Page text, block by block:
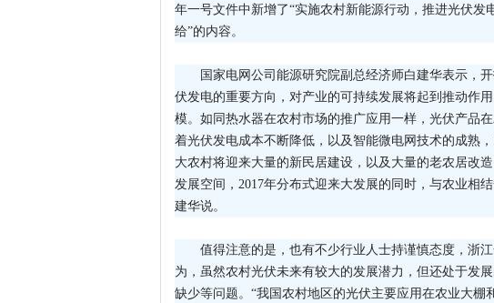
年一号文件中新增了“实施农村新能源行动，推进光伏
给”的内容。
国家电网公司能源研究院副总经济师白建华表示，
伏发电的重要方向，对产业的可持续发展将起到推动作
模。如同热水器在农村市场的推广应用一样，光伏产品
着光伏发电成本不断降低，以及智能微电网技术的成熟
大农村将迎来大量的新民居建设，以及大量的老农居改
发展空间，2017年分布式迎来大发展的同时，与农业相
建华说。
值得注意的是，也有不少行业人士持谨慎态度，浙
为，虽然农村光伏未来有较大的发展潜力，但还处于发
缺少等问题。“我国农村地区的光伏主要应用在农业大